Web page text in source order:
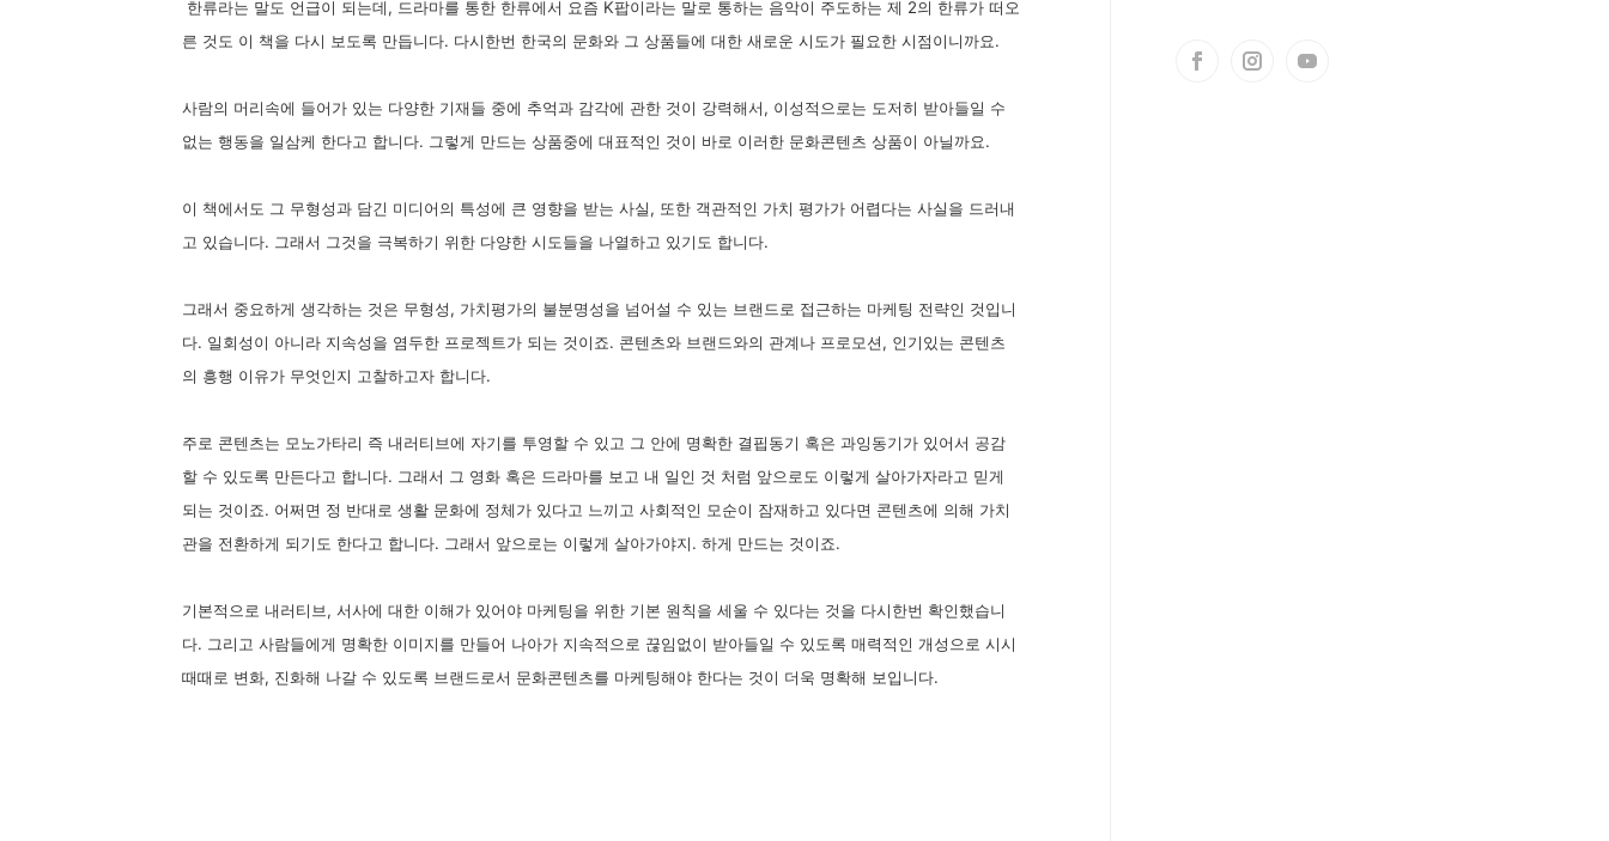
한류라는 말도 언급이 되는데, 드라마를 통한 한류에서 요즘 K팝이라는 말로 통하는 음악이 주도하는 제 2의 한류가 떠오
른 것도 이 책을 다시 보도록 만듭니다. 다시한번 한국의 문화와 그 상품들에 대한 새로운 시도가 필요한 시점이니까요.
사람의 머리속에 들어가 있는 다양한 기재들 중에 추억과 감각에 관한 것이 강력해서, 이성적으로는 도저히 받아들일 수
없는 행동을 일삼케 한다고 합니다. 그렇게 만드는 상품중에 대표적인 것이 바로 이러한 문화콘텐츠 상품이 아닐까요.
이 책에서도 그 무형성과 담긴 미디어의 특성에 큰 영향을 받는 사실, 또한 객관적인 가치 평가가 어렵다는 사실을 드러내
고 있습니다. 그래서 그것을 극복하기 위한 다양한 시도들을 나열하고 있기도 합니다.
그래서 중요하게 생각하는 것은 무형성, 가치평가의 불분명성을 넘어설 수 있는 브랜드로 접근하는 마케팅 전략인 것입니
다. 일회성이 아니라 지속성을 염두한 프로젝트가 되는 것이죠. 콘텐츠와 브랜드와의 관계나 프로모션, 인기있는 콘텐츠
의 흥행 이유가 무엇인지 고찰하고자 합니다.
주로 콘텐츠는 모노가타리 즉 내러티브에 자기를 투영할 수 있고 그 안에 명확한 결핍동기 혹은 과잉동기가 있어서 공감
할 수 있도록 만든다고 합니다. 그래서 그 영화 혹은 드라마를 보고 내 일인 것 처럼 앞으로도 이렇게 살아가자라고 믿게
되는 것이죠. 어쩌면 정 반대로 생활 문화에 정체가 있다고 느끼고 사회적인 모순이 잠재하고 있다면 콘텐츠에 의해 가치
관을 전환하게 되기도 한다고 합니다. 그래서 앞으로는 이렇게 살아가야지. 하게 만드는 것이죠.
기본적으로 내러티브, 서사에 대한 이해가 있어야 마케팅을 위한 기본 원칙을 세울 수 있다는 것을 다시한번 확인했습니
다. 그리고 사람들에게 명확한 이미지를 만들어 나아가 지속적으로 끊임없이 받아들일 수 있도록 매력적인 개성으로 시시
때때로 변화, 진화해 나갈 수 있도록 브랜드로서 문화콘텐츠를 마케팅해야 한다는 것이 더욱 명확해 보입니다.